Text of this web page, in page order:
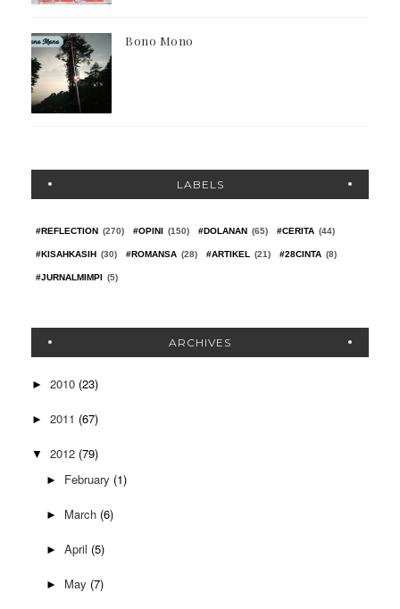
Bono Mono
LABELS
#REFLECTION (270) #OPINI (150) #DOLANAN (65) #CERITA (44)
#KISAHKASIH (30) #ROMANSA (28) #ARTIKEL (21) #28CINTA (8)
#JURNALMIMPI (5)
ARCHIVES
► 2010 (23)
► 2011 (67)
▼ 2012 (79)
► February (1)
► March (6)
► April (5)
► May (7)